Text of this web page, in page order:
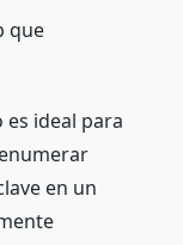
que
ideal para
en un